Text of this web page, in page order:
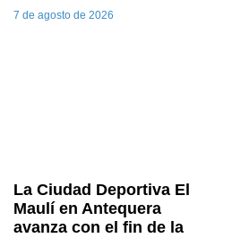
7 de agosto de 2026
La Ciudad Deportiva El
Maulí en Antequera
avanza con el fin de la